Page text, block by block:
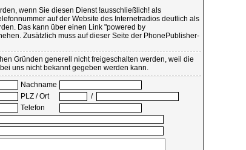
wenn Sie diesen Dienst !ausschließlich! als
auf der Website des Internetradios deutlich als
Das kann über einen Link "powered by
Zusätzlich muss auf dieser Seite der PhonePublisher-
Gründen generell nicht freigeschalten werden, weil die
uns nicht bekannt gegeben werden kann.
Nachname
PLZ / Ort
/
Telefon